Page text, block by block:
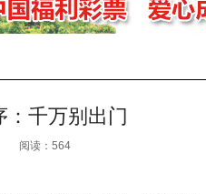
：千万别出门
阅读：564